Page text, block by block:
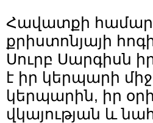
Հավատքի համար
քրիստոնյայի
Սուրբ Սարգիսն
է իր կերպարի
կերպարին, իր
վկայության և